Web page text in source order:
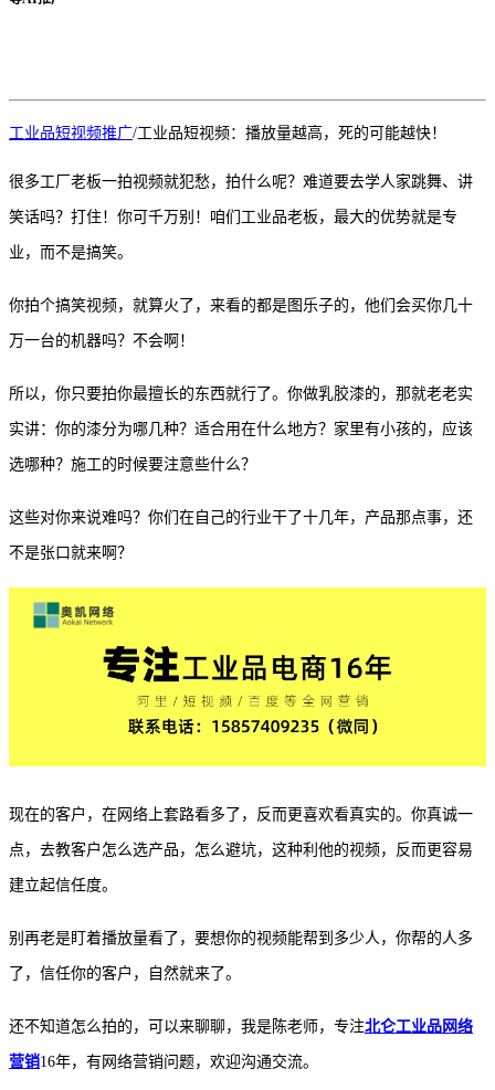
工业品短视频推广/工业品短视频：播放量越高，死的可能越快！
很多工厂老板一拍视频就犯愁，拍什么呢？难道要去学人家跳舞、讲
笑话吗？打住！你可千万别！咱们工业品老板，最大的优势就是专
业，而不是搞笑。
你拍个搞笑视频，就算火了，来看的都是图乐子的，他们会买你几十
万一台的机器吗？不会啊！
所以，你只要拍你最擅长的东西就行了。你做乳胶漆的，那就老老实
实讲：你的漆分为哪几种？适合用在什么地方？家里有小孩的，应该
选哪种？施工的时候要注意些什么？
这些对你来说难吗？你们在自己的行业干了十几年，产品那点事，还
不是张口就来啊？
现在的客户，在网络上套路看多了，反而更喜欢看真实的。你真诚一
点，去教客户怎么选产品，怎么避坑，这种利他的视频，反而更容易
建立起信任度。
别再老是盯着播放量看了，要想你的视频能帮到多少人，你帮的人多
了，信任你的客户，自然就来了。
还不知道怎么拍的，可以来聊聊，我是陈老师，专注北仑工业品网络
营销16年，有网络营销问题，欢迎沟通交流。